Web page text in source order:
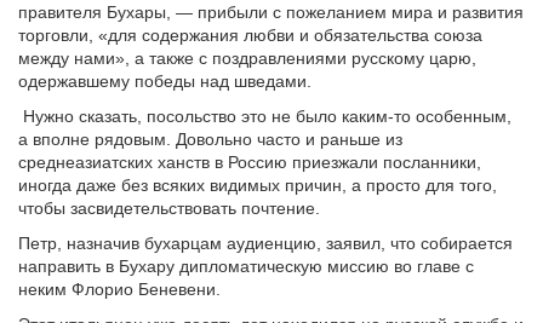
правителя Бухары, — прибыли с пожеланием мира и развития
торговли, «для содержания любви и обязательства союза
между нами», а также с поздравлениями русскому царю,
одержавшему победы над шведами.
Нужно сказать, посольство это не было каким-то особенным,
а вполне рядовым. Довольно часто и раньше из
среднеазиатских ханств в Россию приезжали посланники,
иногда даже без всяких видимых причин, а просто для того,
чтобы засвидетельствовать почтение.
Петр, назначив бухарцам аудиенцию, заявил, что собирается
направить в Бухару дипломатическую миссию во главе с
неким Флорио Беневени.